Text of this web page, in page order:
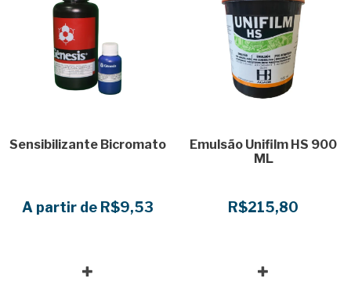
Sensibilizante Bicromato
A partir de R$9,53
Emulsão Unifilm HS 900
ML
R$215,80